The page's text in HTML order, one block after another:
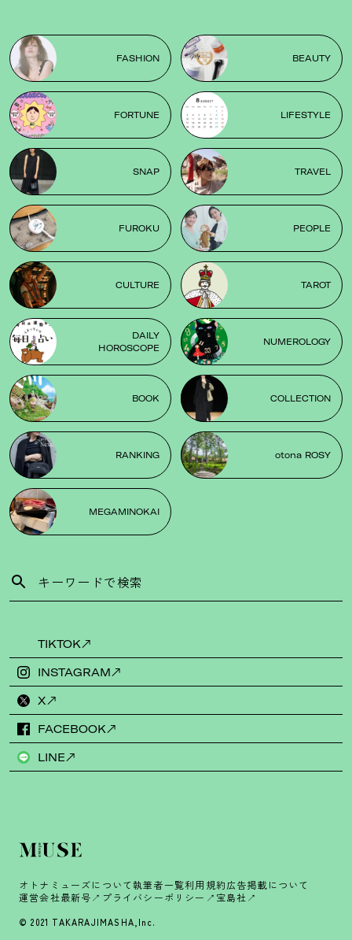
FASHION BEAUTY
FORTUNE LIFESTYLE
SNAP TRAVEL
FUROKU PEOPLE
CULTURE TAROT
DAILY
HOROSCOPE
NUMEROLOGY
BOOK COLLECTION
RANKING otona ROSY
MEGAMINOKAI
TIKTOK
INSTAGRAM
X
FACEBOOK
LINE
オトナミューズについて執筆者一覧利用規約広告掲載について
運営会社最新号 プライバシーポリシー 宝島社
© 2021 TAKARAJIMASHA,Inc.